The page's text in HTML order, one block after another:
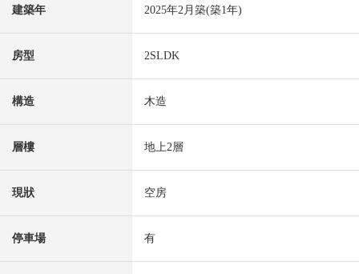
建築年 2025年2月築(築1年)
房型 2SLDK
構造 木造
層樓 地上2層
現狀 空房
停車場 有